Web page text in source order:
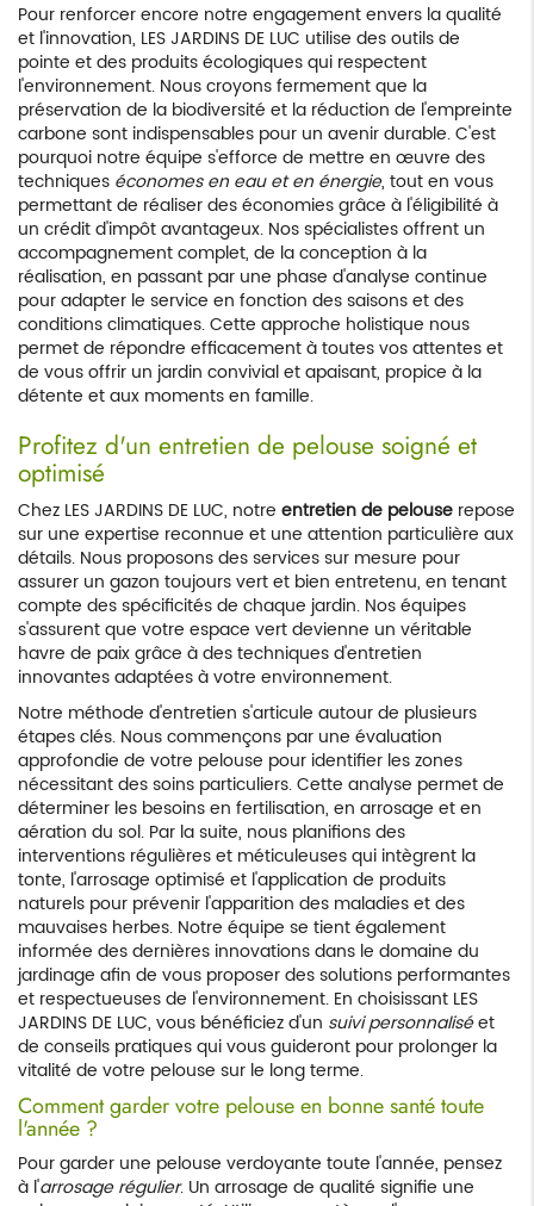
Pour renforcer encore notre engagement envers la qualité
et l'innovation, LES JARDINS DE LUC utilise des outils de
pointe et des produits écologiques qui respectent
l'environnement. Nous croyons fermement que la
préservation de la biodiversité et la réduction de l'empreinte
carbone sont indispensables pour un avenir durable. C'est
pourquoi notre équipe s'efforce de mettre en œuvre des
techniques économes en eau et en énergie, tout en vous
permettant de réaliser des économies grâce à l'éligibilité à
un crédit d'impôt avantageux. Nos spécialistes offrent un
accompagnement complet, de la conception à la
réalisation, en passant par une phase d'analyse continue
pour adapter le service en fonction des saisons et des
conditions climatiques. Cette approche holistique nous
permet de répondre efficacement à toutes vos attentes et
de vous offrir un jardin convivial et apaisant, propice à la
détente et aux moments en famille.
Profitez d'un entretien de pelouse soigné et
optimisé
Chez LES JARDINS DE LUC, notre entretien de pelouse repose
sur une expertise reconnue et une attention particulière aux
détails. Nous proposons des services sur mesure pour
assurer un gazon toujours vert et bien entretenu, en tenant
compte des spécificités de chaque jardin. Nos équipes
s'assurent que votre espace vert devienne un véritable
havre de paix grâce à des techniques d'entretien
innovantes adaptées à votre environnement.
Notre méthode d'entretien s'articule autour de plusieurs
étapes clés. Nous commençons par une évaluation
approfondie de votre pelouse pour identifier les zones
nécessitant des soins particuliers. Cette analyse permet de
déterminer les besoins en fertilisation, en arrosage et en
aération du sol. Par la suite, nous planifions des
interventions régulières et méticuleuses qui intègrent la
tonte, l'arrosage optimisé et l'application de produits
naturels pour prévenir l'apparition des maladies et des
mauvaises herbes. Notre équipe se tient également
informée des dernières innovations dans le domaine du
jardinage afin de vous proposer des solutions performantes
et respectueuses de l'environnement. En choisissant LES
JARDINS DE LUC, vous bénéficiez d'un suivi personnaliséet
de conseils pratiques qui vous guideront pour prolonger la
vitalité de votre pelouse sur le long terme.
Comment garder votre pelouse en bonne santé toute
l'année ?
Pour garder une pelouse verdoyante toute l'année, pensez
à l'arrosage régulier. Un arrosage de qualité signifie une